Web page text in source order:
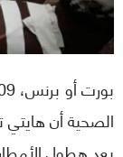
الصحية أن هايتي
بعد هطول